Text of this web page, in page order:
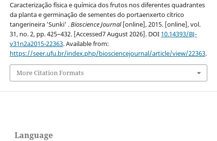
Caracterização física e química dos frutos nos diferentes quadrantes
da planta e germinação de sementes do portaenxerto cítrico
tangerineira ’Sunki’ .Bioscience Journal[online], 2015. [online], vol.
31, no. 2, pp. 425–432. [Accessed7 August 2026]. DOI 10.14393/BJ-
v31n2a2015-22363. Available from:
https://seer.ufu.br/index.php/biosciencejournal/article/view/22363.
More Citation Formats
Language